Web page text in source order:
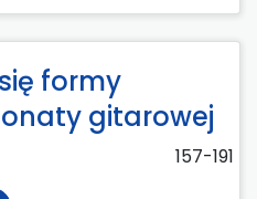
formy
gitarowej
157-191